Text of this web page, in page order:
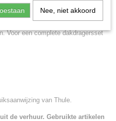
i.c.m. Thule rapid System 754
Voor een complete dakdragersset
van Thule.
de verhuur. Gebruikte artikelen
Nee, niet akkoord